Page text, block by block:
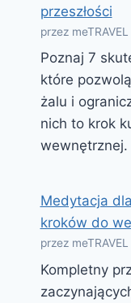
przeszłości
przez meTRAVEL
Poznaj 7
które
żalu i
nich to krok
wewnętrznej.
Medytacja
kroków do
przez meTRAVEL
Kompletny